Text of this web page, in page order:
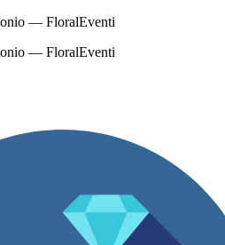
— FloralEventi
— FloralEventi